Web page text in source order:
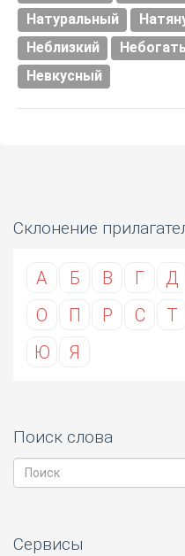
Натуральный
Неблизкий
Невкусный
Склонение
А Б В Г Д
О
П Р С Т
Ю
Я
Поиск слова
Сервисы